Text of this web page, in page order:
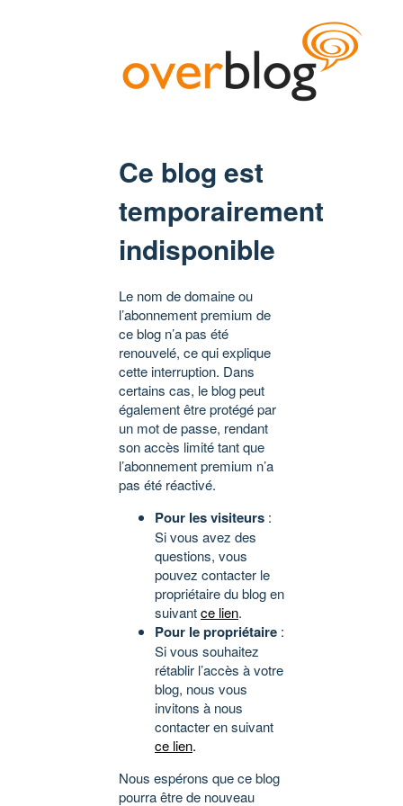
Ce blog est
temporairement
indisponible
Le nom de domaine ou
l’abonnement premium de
ce blog n’a pas été
renouvelé, ce qui explique
cette interruption. Dans
certains cas, le blog peut
également être protégé par
un mot de passe, rendant
son accès limité tant que
l’abonnement premium n’a
pas été réactivé.
Pour les visiteurs :
Si vous avez des
questions, vous
pouvez contacter le
propriétaire du blog en
suivantce lien.
Pour le propriétaire :
Si vous souhaitez
rétablir l’accès à votre
blog, nous vous
invitons à nous
contacter en suivant
ce lien.
Nous espérons que ce blog
pourra être de nouveau